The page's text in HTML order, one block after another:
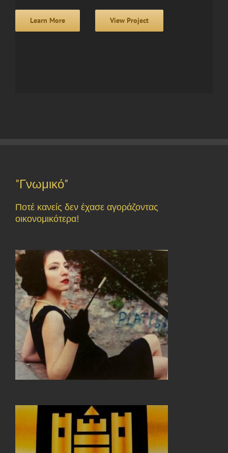
Learn More View Project
"Γνωμικό"
Ποτέ κανείς δεν έχασε αγοράζοντας
οικονομικότερα!